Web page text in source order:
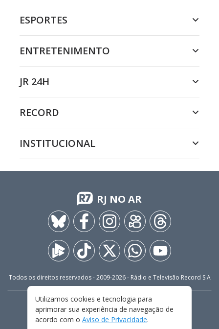
ESPORTES
ENTRETENIMENTO
JR 24H
RECORD
INSTITUCIONAL
RJ NO AR
Todos os direitos reservados - 2009-2026- Rádio e Televisão Record S.A
FALE CONOSCO
PRIVACIDADE
TERMOS E CONDIÇÕES DE USO
Utilizamos cookies e tecnologia para
aprimorar sua experiência de navegação de
acordo com o Aviso de Privacidade.